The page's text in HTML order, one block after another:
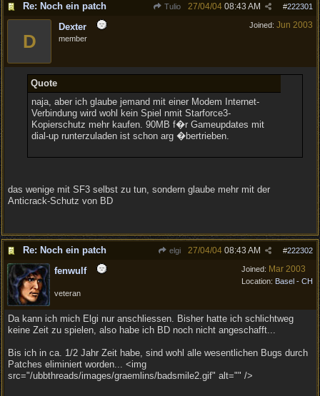
Re: Noch ein patch Tulio #222301
27/04/04 08:43 AM
Joined: Jun 2003
D
Dexter
member
Quote
naja, aber ich glaube jemand mit einer Modem Internet-
Verbindung wird wohl kein Spiel nmit Starforce3-
Kopierschutz mehr kaufen. 90MB f�r Gameupdates mit
dial-up runterzuladen ist schon arg �bertrieben.
das wenige mit SF3 selbst zu tun, sondern glaube mehr mit der
Anticrack-Schutz von BD
Re: Noch ein patch elgi #222302
27/04/04 08:43 AM
Joined: Mar 2003
Location: Basel - CH
fenwulf
veteran
Da kann ich mich Elgi nur anschliessen. Bisher hatte ich schlichtweg
keine Zeit zu spielen, also habe ich BD noch nicht angeschafft...
Bis ich in ca. 1/2 Jahr Zeit habe, sind wohl alle wesentlichen Bugs durch
Patches eliminiert worden... <img
src="/ubbthreads/images/graemlins/badsmile2.gif" alt="" />